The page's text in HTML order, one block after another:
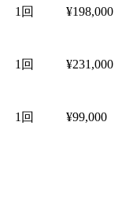
1回 ¥198,000
1回 ¥231,000
1回 ¥99,000